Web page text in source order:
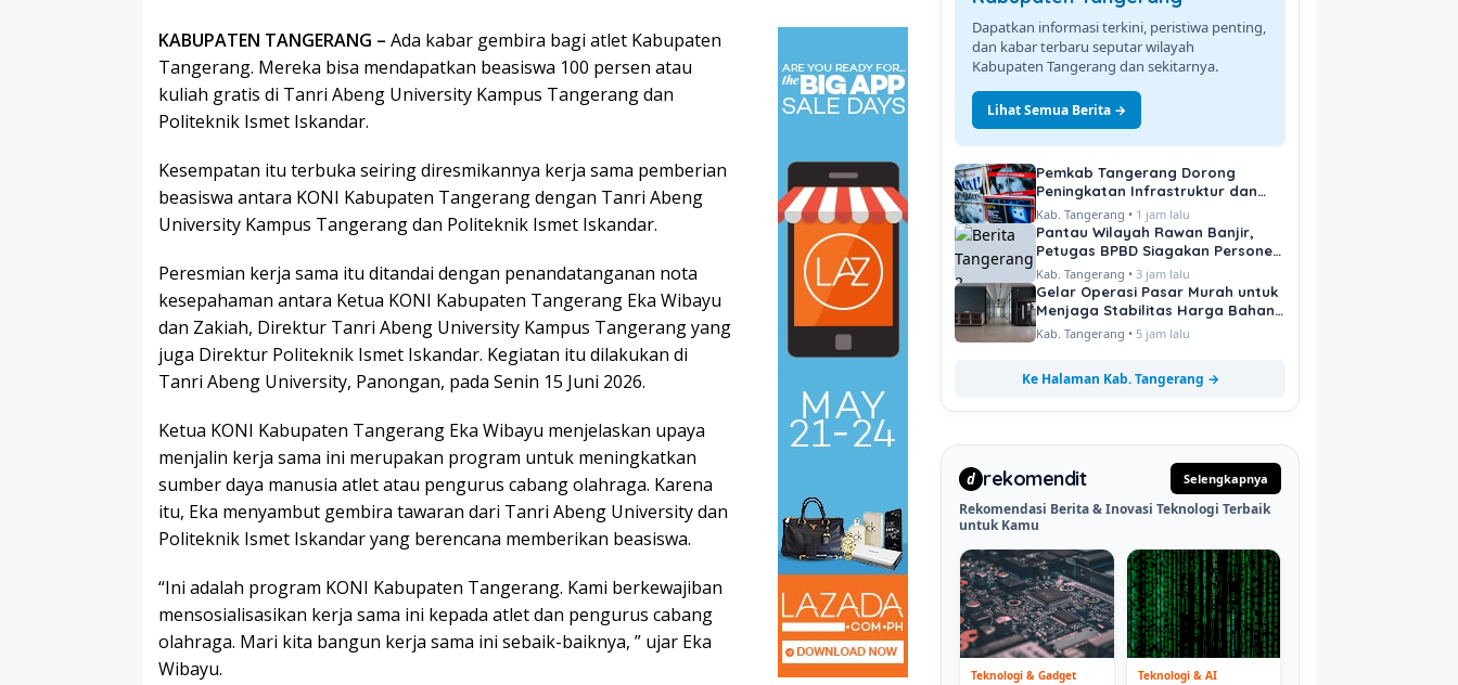
KABUPATEN TANGERANG – Ada kabar gembira bagi atlet Kabupaten
Tangerang. Mereka bisa mendapatkan beasiswa 100 persen atau
kuliah gratis di Tanri Abeng University Kampus Tangerang dan
Politeknik Ismet Iskandar.
Kesempatan itu terbuka seiring diresmikannya kerja sama pemberian
beasiswa antara KONI Kabupaten Tangerang dengan Tanri Abeng
University Kampus Tangerang dan Politeknik Ismet Iskandar.
Peresmian kerja sama itu ditandai dengan penandatanganan nota
kesepahaman antara Ketua KONI Kabupaten Tangerang Eka Wibayu
dan Zakiah, Direktur Tanri Abeng University Kampus Tangerang yang
juga Direktur Politeknik Ismet Iskandar. Kegiatan itu dilakukan di
Tanri Abeng University, Panongan, pada Senin 15 Juni 2026.
Ketua KONI Kabupaten Tangerang Eka Wibayu menjelaskan upaya
menjalin kerja sama ini merupakan program untuk meningkatkan
sumber daya manusia atlet atau pengurus cabang olahraga. Karena
itu, Eka menyambut gembira tawaran dari Tanri Abeng University dan
Politeknik Ismet Iskandar yang berencana memberikan beasiswa.
“Ini adalah program KONI Kabupaten Tangerang. Kami berkewajiban
mensosialisasikan kerja sama ini kepada atlet dan pengurus cabang
olahraga. Mari kita bangun kerja sama ini sebaik-baiknya, ” ujar Eka
Wibayu.
Dapatkan informasi terkini, peristiwa penting,
dan kabar terbaru seputar wilayah
Kabupaten Tangerang dan sekitarnya.
Lihat Semua Berita →
Pemkab Tangerang Dorong
Peningkatan Infrastruktur dan
Pelayanan Publik
Kab. Tangerang • 1 jam lalu
Pantau Wilayah Rawan Banjir,
Petugas BPBD Siagakan Personel
di Titik Kritis
Kab. Tangerang •3 jam lalu
Gelar Operasi Pasar Murah untuk
Menjaga Stabilitas Harga Bahan
Pokok
Kab. Tangerang • 5 jam lalu
Ke Halaman Kab. Tangerang →
d rekomendit Selengkapnya
Rekomendasi Berita & Inovasi Teknologi Terbaik
untuk Kamu
Teknologi & Gadget
Teknologi & AI